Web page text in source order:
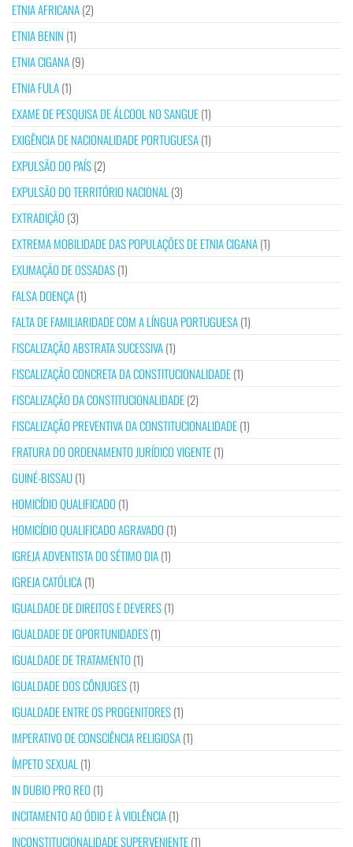
ETNIA AFRICANA(2)
ETNIA BENIN (1)
ETNIA CIGANA(9)
ETNIA FULA(1)
EXAME DE PESQUISA DE ÁLCOOL NO SANGUE(1)
EXIGÊNCIA DE NACIONALIDADE PORTUGUESA(1)
EXPULSÃO DO PAÍS(2)
EXPULSÃO DO TERRITÓRIO NACIONAL (3)
EXTRADIÇÃO (3)
EXTREMA MOBILIDADE DAS POPULAÇÕES DE ETNIA CIGANA(1)
EXUMAÇÃO DE OSSADAS(1)
FALSA DOENÇA(1)
FALTA DE FAMILIARIDADE COM A LÍNGUA PORTUGUESA(1)
FISCALIZAÇÃO ABSTRATA SUCESSIVA(1)
FISCALIZAÇÃO CONCRETA DA CONSTITUCIONALIDADE(1)
FISCALIZAÇÃO DA CONSTITUCIONALIDADE(2)
FISCALIZAÇÃO PREVENTIVA DA CONSTITUCIONALIDADE(1)
FRATURA DO ORDENAMENTO JURÍDICO VIGENTE(1)
GUINÉ-BISSAU(1)
HOMICÍDIO QUALIFICADO (1)
HOMICÍDIO QUALIFICADO AGRAVADO (1)
IGREJA ADVENTISTA DO SÉTIMO DIA(1)
IGREJA CATÓLICA(1)
IGUALDADE DE DIREITOS E DEVERES(1)
IGUALDADE DE OPORTUNIDADES(1)
IGUALDADE DE TRATAMENTO (1)
IGUALDADE DOS CÔNJUGES(1)
IGUALDADE ENTRE OS PROGENITORES(1)
IMPERATIVO DE CONSCIÊNCIA RELIGIOSA(1)
ÍMPETO SEXUAL (1)
IN DUBIO PRO REO (1)
INCITAMENTO AO ÓDIO E À VIOLÊNCIA(1)
INCONSTITUCIONALIDADE SUPERVENIENTE(1)